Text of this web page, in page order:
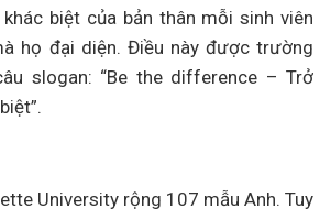
biệt của bản thân mỗi sinh viên
họ đại diện. Điều này được trường
slogan: “Be the difference – Trở
University rộng 107 mẫu Anh. Tuy